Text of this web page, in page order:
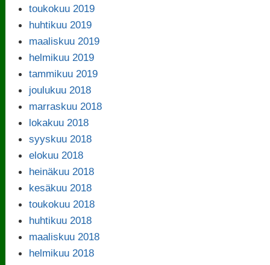
toukokuu 2019
huhtikuu 2019
maaliskuu 2019
helmikuu 2019
tammikuu 2019
joulukuu 2018
marraskuu 2018
lokakuu 2018
syyskuu 2018
elokuu 2018
heinäkuu 2018
kesäkuu 2018
toukokuu 2018
huhtikuu 2018
maaliskuu 2018
helmikuu 2018